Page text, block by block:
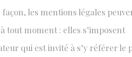
façon, les mentions légales
tout moment : elles s’imposent
qui est invité à s’y référer le